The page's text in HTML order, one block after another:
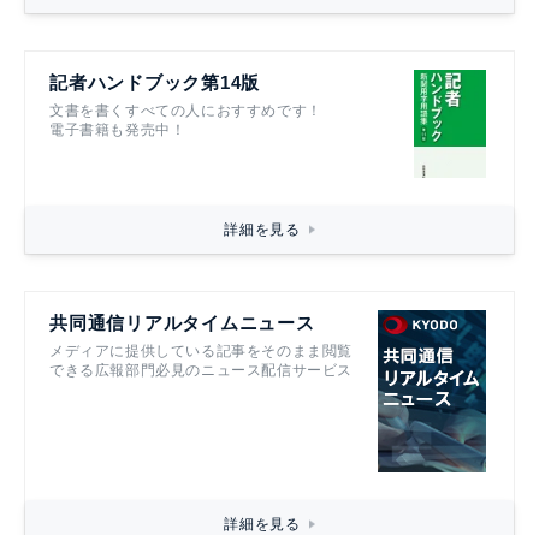
記者ハンドブック第14版
文書を書くすべての人におすすめです！
電子書籍も発売中！
詳細を見る
共同通信リアルタイムニュース
メディアに提供している記事をそのまま閲覧
できる広報部門必見のニュース配信サービス
詳細を見る